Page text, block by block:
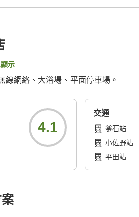
示
線網絡、大浴場、平面停車場。
4.1
交通
釜石站
小佐野站
平田站